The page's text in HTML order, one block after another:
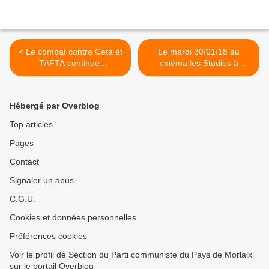
< Le combat contre Ceta et
TAFTA continue:
information du collectif Stop
Le mardi 30/01/18 au
cinéma les Studios à
Landivisiau à 20h30:
Hébergé par Overblog
Top articles
Pages
Contact
Signaler un abus
C.G.U.
Cookies et données personnelles
Préférences cookies
Voir le profil de Section du Parti communiste du Pays de Morlaix
sur le portail Overblog